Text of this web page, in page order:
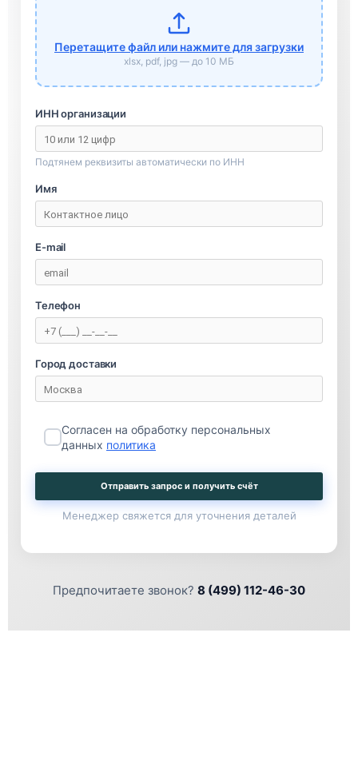
Перетащите файл или нажмите для загрузки
xlsx, pdf, jpg — до 10 МБ
ИНН организации
Подтянем реквизиты автоматически по ИНН
Имя
E-mail
Телефон
Город доставки
Согласен на обработку персональных
данных политика
Отправить запрос и получить счёт
Менеджер свяжется для уточнения деталей
Предпочитаете звонок? 8 (499) 112-46-30